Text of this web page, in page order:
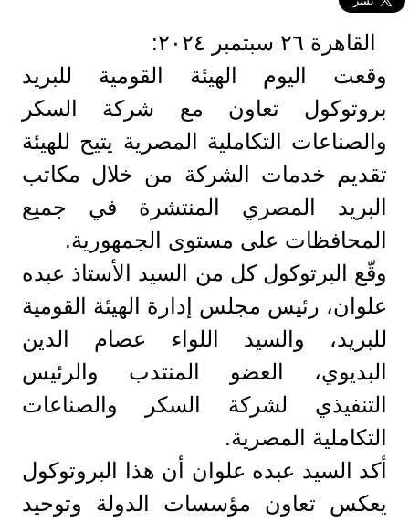
القاهرة ٢٦ سبتمبر ٢٠٢٤:
وقعت اليوم الهيئة القومية للبريد
بروتوكول تعاون مع شركة السكر
والصناعات التكاملية المصرية يتيح للهيئة
تقديم خدمات الشركة من خلال مكاتب
البريد المصري المنتشرة في جميع
المحافظات على مستوى الجمهورية.
وقّع البرتوكول كل من السيد الأستاذ عبده
علوان، رئيس مجلس إدارة الهيئة القومية
للبريد، والسيد اللواء عصام الدين
البديوي، العضو المنتدب والرئيس
التنفيذي لشركة السكر والصناعات
التكاملية المصرية.
أكد السيد عبده علوان أن هذا البروتوكول
يعكس تعاون مؤسسات الدولة وتوحيد